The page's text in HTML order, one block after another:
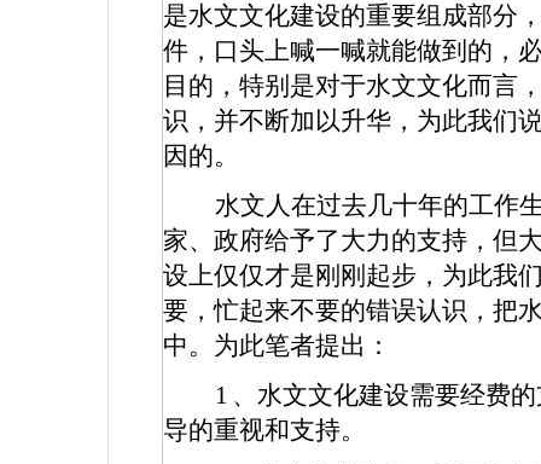
是水文文化建设的重要组成部分
件，口头上喊一喊就能做到的，
目的，特别是对于水文文化而言
识，并不断加以升华，为此我们
因的。
水文人在过去几十年的工作
家、政府给予了大力的支持，但
设上仅仅才是刚刚起步，为此我
要，忙起来不要的错误认识，把
中。为此笔者提出：
1 、水文文化建设需要经费
导的重视和支持。